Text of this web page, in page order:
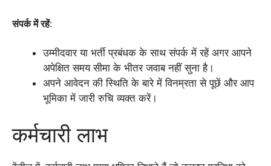
संपर्क में रहें:
उम्मीदवार या भर्ती प्रबंधक के साथ संपर्क में रहें अगर आपने
अपेक्षित समय सीमा के भीतर जवाब नहीं सुना है।
अपने आवेदन की स्थिति के बारे में विनम्रता से पूछें और आप
भूमिका में जारी रुचि व्यक्त करें।
कर्मचारी लाभ